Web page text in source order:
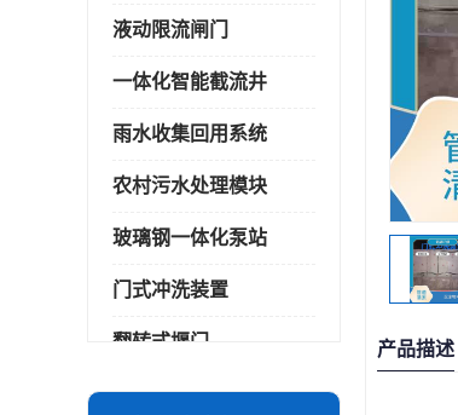
液动限流闸门
一体化智能截流井
雨水收集回用系统
农村污水处理模块
玻璃钢一体化泵站
门式冲洗装置
翻转式堰门
智能一体化雨水泵站
产品描述